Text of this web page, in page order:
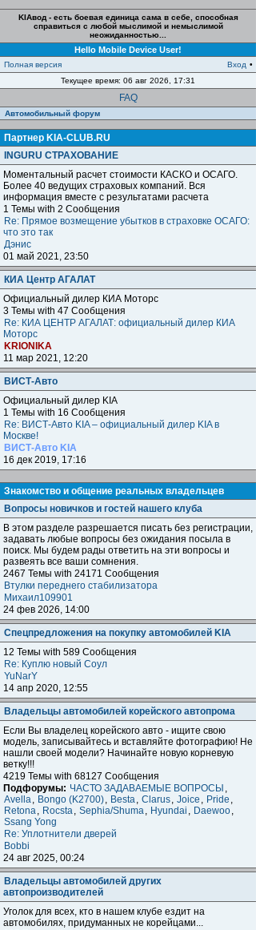
KIAвод - есть боевая единица сама в себе, способная
справиться с любой мыслимой и немыслимой
неожиданностью...
Hello Mobile Device User!
Полная версия Вход •
Текущее время: 06 авг 2026, 17:31
FAQ
Автомобильный форум
Партнер KIA-CLUB.RU
INGURU СТРАХОВАНИЕ
Моментальный расчет стоимости КАСКО и ОСАГО.
Более 40 ведущих страховых компаний. Вся
информация вместе с результатами расчета
1 Темы with 2 Сообщения
Re: Прямое возмещение убытков в страховке ОСАГО:
что это так
Дэнис
01 май 2021, 23:50
КИА Центр АГАЛАТ
Официальный дилер КИА Моторс
3 Темы with 47 Сообщения
Re: КИА ЦЕНТР АГАЛАТ: официальный дилер КИА
Моторс
KRIONIKA
11 мар 2021, 12:20
ВИСТ-Авто
Официальный дилер KIA
1 Темы with 16 Сообщения
Re: ВИСТ-Авто KIA – официальный дилер KIA в
Москве!
ВИСТ-Авто KIA
16 дек 2019, 17:16
Знакомство и общение реальных владельцев
Вопросы новичков и гостей нашего клуба
В этом разделе разрешается писать без регистрации,
задавать любые вопросы без ожидания посыла в
поиск. Мы будем рады ответить на эти вопросы и
развеять все ваши сомнения.
2467 Темы with 24171 Сообщения
Втулки переднего стабилизатора
Михаил109901
24 фев 2026, 14:00
Спецпредложения на покупку автомобилей KIA
12 Темы with 589 Сообщения
Re: Куплю новый Соул
YuNarY
14 апр 2020, 12:55
Владельцы автомобилей корейского автопрома
Если Вы владелец корейского авто - ищите свою
модель, записывайтесь и вставляйте фотографию! Не
нашли своей модели? Начинайте новую корневую
ветку!!!
4219 Темы with 68127 Сообщения
Подфорумы: ЧАСТО ЗАДАВАЕМЫЕ ВОПРОСЫ ,
Avella, Bongo (K2700), Besta, Clarus, Joice , Pride ,
Retona, Rocsta, Sephia/Shuma, Hyundai , Daewoo,
Ssang Yong
Re: Уплотнители дверей
Bobbi
24 авг 2025, 00:24
Владельцы автомобилей других
автопроизводителей
Уголок для всех, кто в нашем клубе ездит на
автомобилях, придуманных не корейцами...